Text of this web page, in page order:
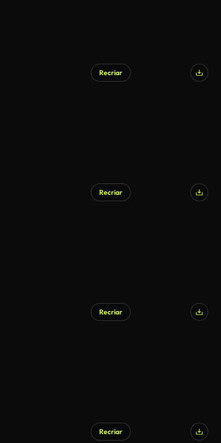
Recriar
Recriar
Recriar
Recriar